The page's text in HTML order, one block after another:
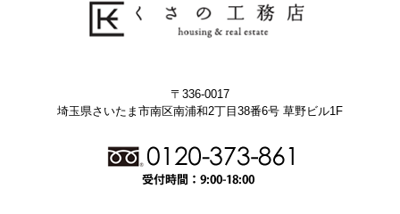
〒336-0017
埼玉県さいたま市南区南浦和2丁目38番6号 草野ビル1F